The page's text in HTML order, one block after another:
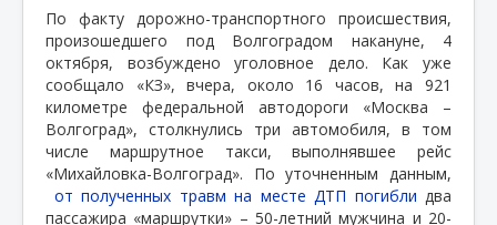
По факту дорожно-транспортного происшествия,
произошедшего под Волгоградом накануне, 4
октября, возбуждено уголовное дело. Как уже
сообщало «КЗ», вчера, около 16 часов, на 921
километре федеральной автодороги «Москва –
Волгоград», столкнулись три автомобиля, в том
числе маршрутное такси, выполнявшее рейс
«Михайловка-Волгоград». По уточненным данным,
от полученных травм на месте ДТП погибли два
пассажира «маршрутки» – 50-летний мужчина и 20-